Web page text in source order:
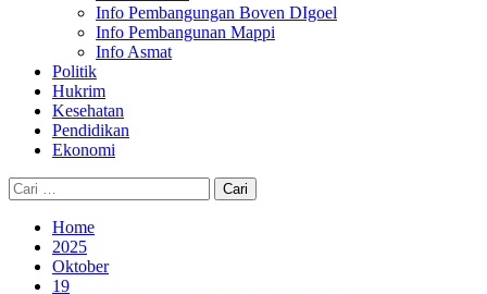
Info Pembangungan Boven DIgoel
Info Pembangunan Mappi
Info Asmat
Politik
Hukrim
Kesehatan
Pendidikan
Ekonomi
Cari
untuk:
Home
2025
Oktober
19